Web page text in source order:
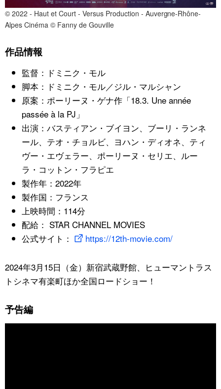
© 2022 - Haut et Court - Versus Production - Auvergne-Rhône-
Alpes Cinéma © Fanny de Gouville
作品情報
監督：ドミニク・モル
脚本：ドミニク・モル／ジル・マルシャン
原案：ポーリーヌ・ゲナ作「18.3. Une année
passée à la PJ」
出演：バスティアン・ブイヨン、ブーリ・ランネ
ール、テオ・チョルビ、ヨハン・ディオネ、ティ
ヴー・エヴェラー、ポーリーヌ・セリエ、ルー
ラ・コットン・フラピエ
製作年：2022年
製作国：フランス
上映時間：114分
配給： STAR CHANNEL MOVIES
公式サイト：
https://12th-movie.com/
2024年3月15日（金）新宿武蔵野館、ヒューマントラス
トシネマ有楽町ほか全国ロードショー！
予告編